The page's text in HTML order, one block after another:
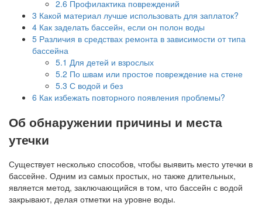
2.6 Профилактика повреждений
3 Какой материал лучше использовать для заплаток?
4 Как заделать бассейн, если он полон воды
5 Различия в средствах ремонта в зависимости от типа
бассейна
5.1 Для детей и взрослых
5.2 По швам или простое повреждение на стене
5.3 С водой и без
6 Как избежать повторного появления проблемы?
Об обнаружении причины и места
утечки
Существует несколько способов, чтобы выявить место утечки в
бассейне. Одним из самых простых, но также длительных,
является метод, заключающийся в том, что бассейн с водой
закрывают, делая отметки на уровне воды.